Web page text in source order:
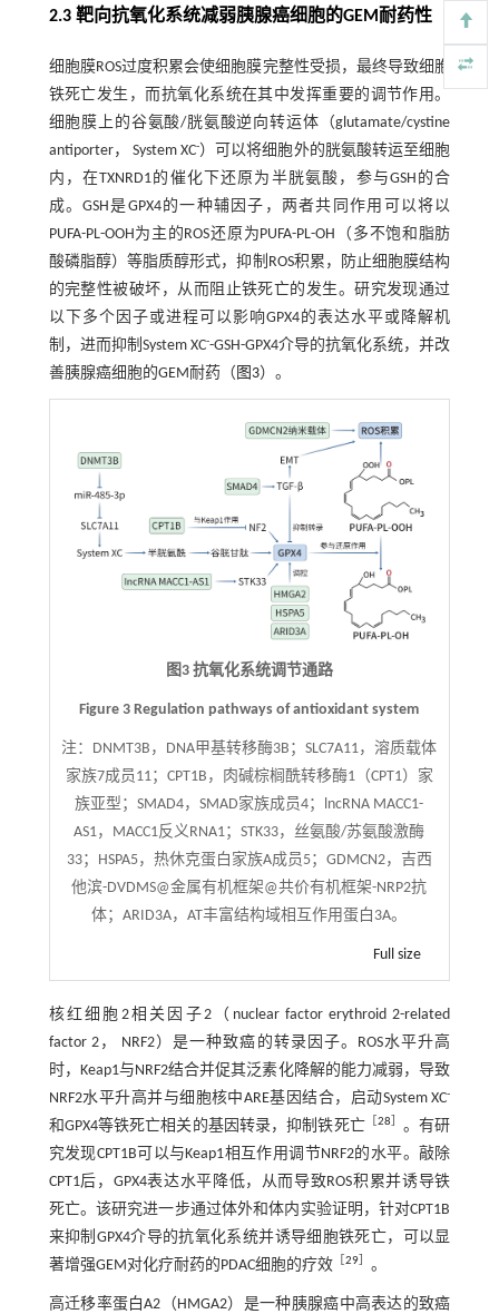
2.3 靶向抗氧化系统减弱胰腺癌细胞的GEM耐药性
细胞膜ROS过度积累会使细胞膜完整性受损，最终导致细胞
铁死亡发生，而抗氧化系统在其中发挥重要的调节作用。
细胞膜上的谷氨酸/胱氨酸逆向转运体（glutamate/cystine
antiporter， System XC-）可以将细胞外的胱氨酸转运至细胞
内，在TXNRD1的催化下还原为半胱氨酸，参与GSH的合
成。GSH是GPX4的一种辅因子，两者共同作用可以将以
PUFA-PL-OOH为主的ROS还原为PUFA-PL-OH（多不饱和脂肪
酸磷脂醇）等脂质醇形式，抑制ROS积累，防止细胞膜结构
的完整性被破坏，从而阻止铁死亡的发生。研究发现通过
以下多个因子或进程可以影响GPX4的表达水平或降解机
制，进而抑制System XC--GSH-GPX4介导的抗氧化系统，并改
善胰腺癌细胞的GEM耐药（ 图3）。
图3 抗氧化系统调节通路
Figure 3 Regulation pathways of antioxidant system
注：
DNMT3B，DNA甲基转移酶3B；SLC7A11，溶质载体
家族7成员11；CPT1B，肉碱棕榈酰转移酶1（CPT1）家
族亚型；SMAD4，SMAD家族成员4；lncRNA MACC1-
AS1，MACC1反义RNA1；STK33，丝氨酸/苏氨酸激酶
33；HSPA5，热休克蛋白家族A成员5；GDMCN2，吉西
他滨-DVDMS@金属有机框架@共价有机框架-NRP2抗
体；ARID3A，AT丰富结构域相互作用蛋白3A。
Full size
核红细胞2相关因子2（nuclear factor erythroid 2-related
factor 2， NRF2）是一种致癌的转录因子。ROS水平升高
时，Keap1与NRF2结合并促其泛素化降解的能力减弱，导致
NRF2水平升高并与细胞核中ARE基因结合，启动System XC-
和GPX4等铁死亡相关的基因转录，抑制铁死亡［ 28
。有研
究发现CPT1B可以与Keap1相互作用调节NRF2的水平。敲除
CPT1后，GPX4表达水平降低，从而导致ROS积累并诱导铁
死亡。该研究进一步通过体外和体内实验证明，针对CPT1B
来抑制GPX4介导的抗氧化系统并诱导细胞铁死亡，可以显
著增强GEM对化疗耐药的PDAC细胞的疗效［ 29］ 。
高迁移率蛋白A2（HMGA2）是一种胰腺癌中高表达的致癌